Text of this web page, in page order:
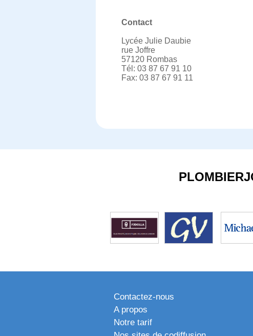
Contact
Lycée Julie Daubie
rue Joffre
57120 Rombas
Tél: 03 87 67 91 10
Fax: 03 87 67 91 11
Contactez-nous
A propos
Notre tarif